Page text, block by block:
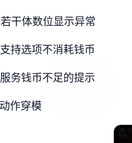
干体数位显示异常
持选项不消耗钱币
务钱币不足的提示
作穿模